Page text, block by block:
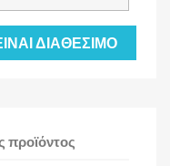
ΔΙΑΘΈΣΙΜΟ
προϊόντος